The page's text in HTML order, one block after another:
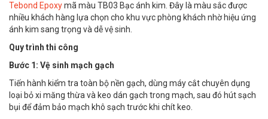
Tebond Epoxymã màu TB03 Bạc ánh kim. Đây là màu sắc được
nhiều khách hàng lựa chọn cho khu vực phòng khách nhờ hiệu ứng
ánh kim sang trọng và dễ vệ sinh.
Quy trình thi công
Bước 1: Vệ sinh mạch gạch
Tiến hành kiểm tra toàn bộ nền gạch, dùng máy cắt chuyên dụng
loại bỏ xi măng thừa và keo dán gạch trong mạch, sau đó hút sạch
bụi để đảm bảo mạch khô sạch trước khi chít keo.